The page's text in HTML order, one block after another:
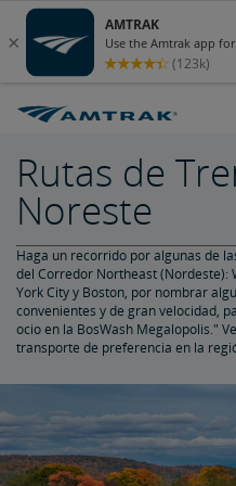
Rutas de
Noreste
Haga un recorrido por algunas de
del Corredor Northeast (Nordeste):
York City y Boston, por nombrar
convenientes y de gran velocidad,
ocio en la BosWash Megalopolis."
transporte de preferencia en la